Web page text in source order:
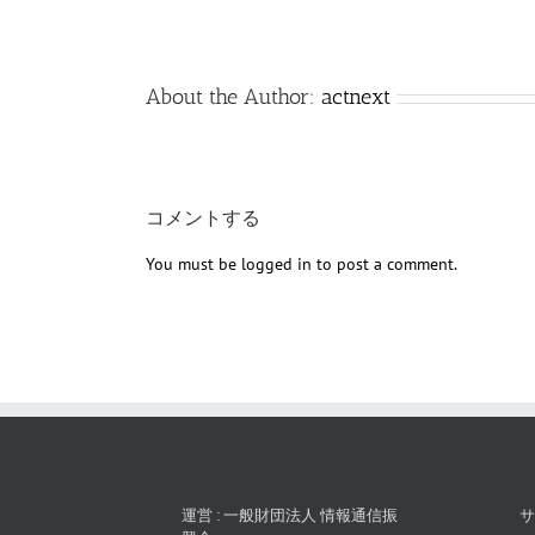
About the Author: actnext
コメントする
You must be logged in to post a comment.
運営 : 一般財団法人 情報通信振